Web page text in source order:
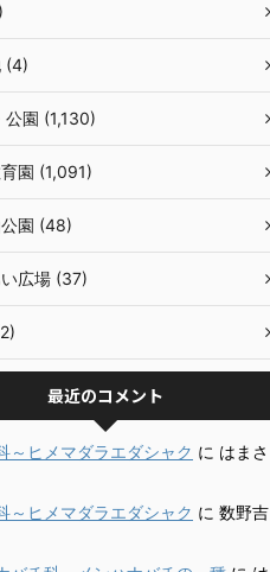
(4)
公園 (1,130)
園 (1,091)
園 (48)
広場 (37)
最近のコメント
～ヒメマダラエダシャク に はまさ
～ヒメマダラエダシャク に 数野吉